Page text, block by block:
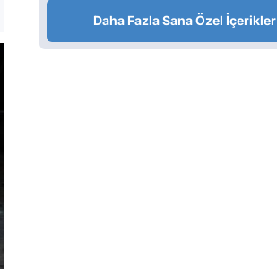
Daha Fazla Sana Özel İçerikler